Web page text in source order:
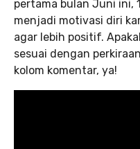
pertama bulan Juni ini,
menjadi motivasi diri
agar lebih positif.
sesuai dengan
kolom komentar, ya!